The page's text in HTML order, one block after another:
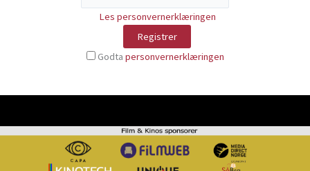
Les personvernerklæringen
Godta personvernerklæringen